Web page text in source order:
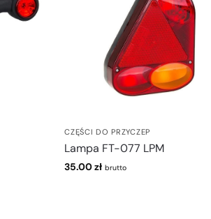
CZĘŚCI DO PRZYCZEP
Lampa FT-077 LPM
35.00zł brutto